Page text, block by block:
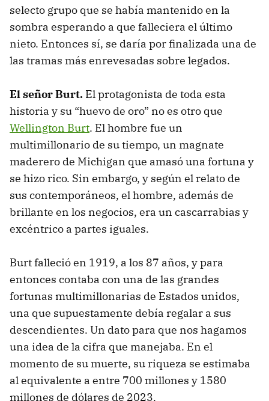
selecto grupo que se había mantenido en la
sombra esperando a que falleciera el último
nieto. Entonces sí, se daría por finalizada una de
las tramas más enrevesadas sobre legados.
El señor Burt. El protagonista de toda esta
historia y su “huevo de oro” no es otro que
Wellington Burt. El hombre fue un
multimillonario de su tiempo, un magnate
maderero de Michigan que amasó una fortuna y
se hizo rico. Sin embargo, y según el relato de
sus contemporáneos, el hombre, además de
brillante en los negocios, era un cascarrabias y
excéntrico a partes iguales.
Burt falleció en 1919, a los 87 años, y para
entonces contaba con una de las grandes
fortunas multimillonarias de Estados unidos,
una que supuestamente debía regalar a sus
descendientes. Un dato para que nos hagamos
una idea de la cifra que manejaba. En el
momento de su muerte, su riqueza se estimaba
al equivalente a entre 700 millones y 1580
millones de dólares de 2023.